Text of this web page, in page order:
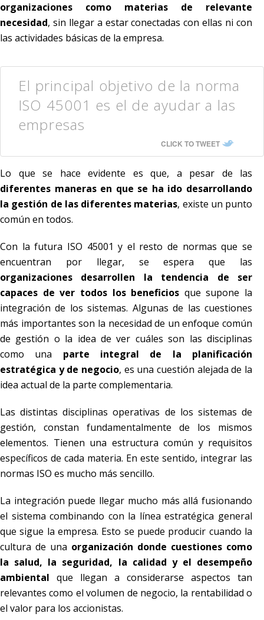
organizaciones como materias de relevante
necesidad, sin llegar a estar conectadas con ellas ni con
las actividades básicas de la empresa.
El principal objetivo de la norma
ISO 45001 es el de ayudar a las
empresas
CLICK TO TWEET
Lo que se hace evidente es que, a pesar de las
diferentes maneras en que se ha ido desarrollando
la gestión de las diferentes materias, existe un punto
común en todos.
Con la futura ISO 45001 y el resto de normas que se
encuentran por llegar, se espera que las
organizaciones desarrollen la tendencia de ser
capaces de ver todos los beneficios que supone la
integración de los sistemas. Algunas de las cuestiones
más importantes son la necesidad de un enfoque común
de gestión o la idea de ver cuáles son las disciplinas
como una parte integral de la planificación
estratégica y de negocio, es una cuestión alejada de la
idea actual de la parte complementaria.
Las distintas disciplinas operativas de los sistemas de
gestión, constan fundamentalmente de los mismos
elementos. Tienen una estructura común y requisitos
específicos de cada materia. En este sentido, integrar las
normas ISO es mucho más sencillo.
La integración puede llegar mucho más allá fusionando
el sistema combinando con la línea estratégica general
que sigue la empresa. Esto se puede producir cuando la
cultura de una organización donde cuestiones como
la salud, la seguridad, la calidad y el desempeño
ambiental que llegan a considerarse aspectos tan
relevantes como el volumen de negocio, la rentabilidad o
el valor para los accionistas.